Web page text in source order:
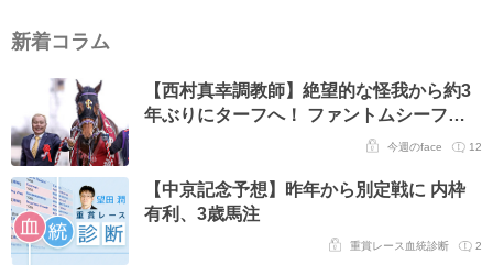
新着コラム
【西村真幸調教師】絶望的な怪我から約3
年ぶりにターフへ！ ファントムシーフ復
今週のface 12
【中京記念予想】昨年から別定戦に 内枠
有利、3歳馬注
重賞レース血統診断 2